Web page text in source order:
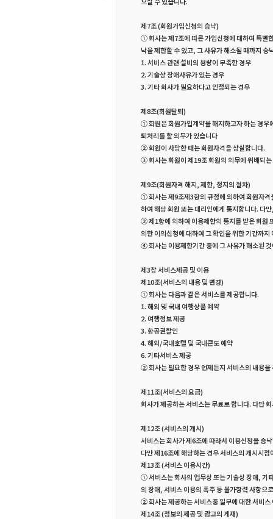
제7조 (회원가입신청의 승낙)
① 회사는 제7조에 따른 가입신청에 대하여 특별
낙을 제한할 수 있고, 그 사유가 해소될 때까지 승
1. 서비스 관련 설비의 용량이 부족한 경우
2. 기술상 장애사유가 있는 경우
3. 기타 회사가 필요하다고 인정되는 경우
제8조(회원탈퇴)
① 회원은 회원가입계약을 해지하고자 하는 경우
퇴처리를 할 의무가 있습니다
② 회원이 사망한 때는 회원자격을 상실합니다.
③ 회사는 회원이 제19조 회원의 의무에 위배되
제9조(회원자격 해지, 제한, 정지의 절차)
① 회사는 제9조제3항의 규정에 의하여 회원자격
하여 해당 회원 또는 대리인에게 통지합니다. 다
② 제1항에 의하여 이용제한의 통지를 받은 회원
의한 이의신청에 대하여 그 확인을 위한 기간까
④ 회사는 이용제한기간 중에 그 사유가 해소된
제3장 서비스제공 및 이용
제10조(서비스의 내용 및 변경)
① 회사는 다음과 같은 서비스를 제공합니다.
1. 해외 및 국내 여행상품 예약
2. 여행정보 제공
3. 항공권할인
4. 해외/국내호텔 및 국내콘도 예약
6. 기타서비스 제공
② 회사는 필요한 경우 언제든지 서비스의 내용
제11조(서비스의 요금)
회사가 제공하는 서비스는 무료로 합니다. 다만
제12조 (서비스의 개시)
서비스는 회사가 제6조에 따라서 이용신청을 승
다만 제16조에 해당하는 경우 서비스의 개시시
제13조 (서비스 이용시간)
① 서비스는 회사의 업무상 또는 기술상 장애, 기
의 장애, 서비스 이용의 폭주 등 불가항력 사항으
② 회사는 제공하는 서비스중 일부에 대한 서비
제14조 (정보의 제공 및 광고의 게재)